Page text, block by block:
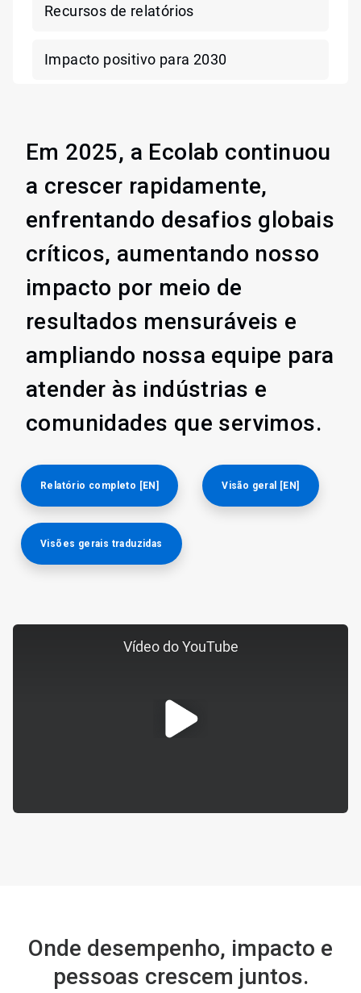
Recursos de relatórios
Impacto positivo para 2030
Em 2025, a Ecolab continuou
a crescer rapidamente,
enfrentando desafios globais
críticos, aumentando nosso
impacto por meio de
resultados mensuráveis e
ampliando nossa equipe para
atender às indústrias e
comunidades que servimos.
Relatório completo [EN] Visão geral [EN]
Visões gerais traduzidas
Vídeo do YouTube
Onde desempenho, impacto e
pessoas crescem juntos.